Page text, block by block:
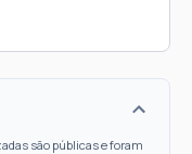
são públicas e foram